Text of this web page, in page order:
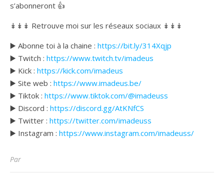
s’abonneront 👍
↡↡↡ Retrouve moi sur les réseaux sociaux ↡↡↡
▶️ Abonne toi à la chaine : https://bit.ly/314Xqjp
▶️ Twitch : https://www.twitch.tv/imadeus
▶️ Kick : https://kick.com/imadeus
▶️ Site web : https://www.imadeus.be/
▶️ Tiktok : https://www.tiktok.com/@imadeuss
▶️ Discord : https://discord.gg/AtKNfCS
▶️ Twitter : https://twitter.com/imadeuss
▶️ Instagram : https://www.instagram.com/imadeuss/
Par